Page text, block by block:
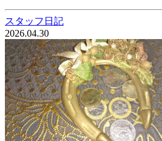
スタッフ日記
2026.04.30